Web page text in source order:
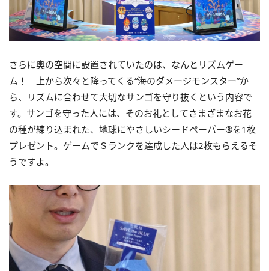
さらに奥の空間に設置されていたのは、なんとリズムゲー
ム！ 上から次々と降ってくる“海のダメージモンスター”か
ら、リズムに合わせて大切なサンゴを守り抜くという内容で
す。サンゴを守った人には、そのお礼としてさまざまなお花
の種が練り込まれた、地球にやさしいシードペーパー®を1枚
プレゼント。ゲームでＳランクを達成した人は2枚もらえるそ
うですよ。